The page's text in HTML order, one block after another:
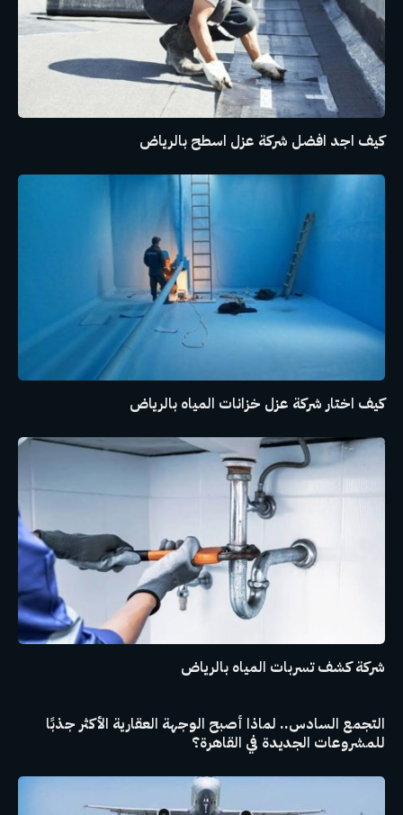
كيف اجد افضل شركة عزل اسطح بالرياض
كيف اختار شركة عزل خزانات المياه بالرياض
شركة كشف تسربات المياه بالرياض
التجمع السادس.. لماذا أصبح الوجهة العقارية الأكثر جذبًا
للمشروعات الجديدة في القاهرة؟